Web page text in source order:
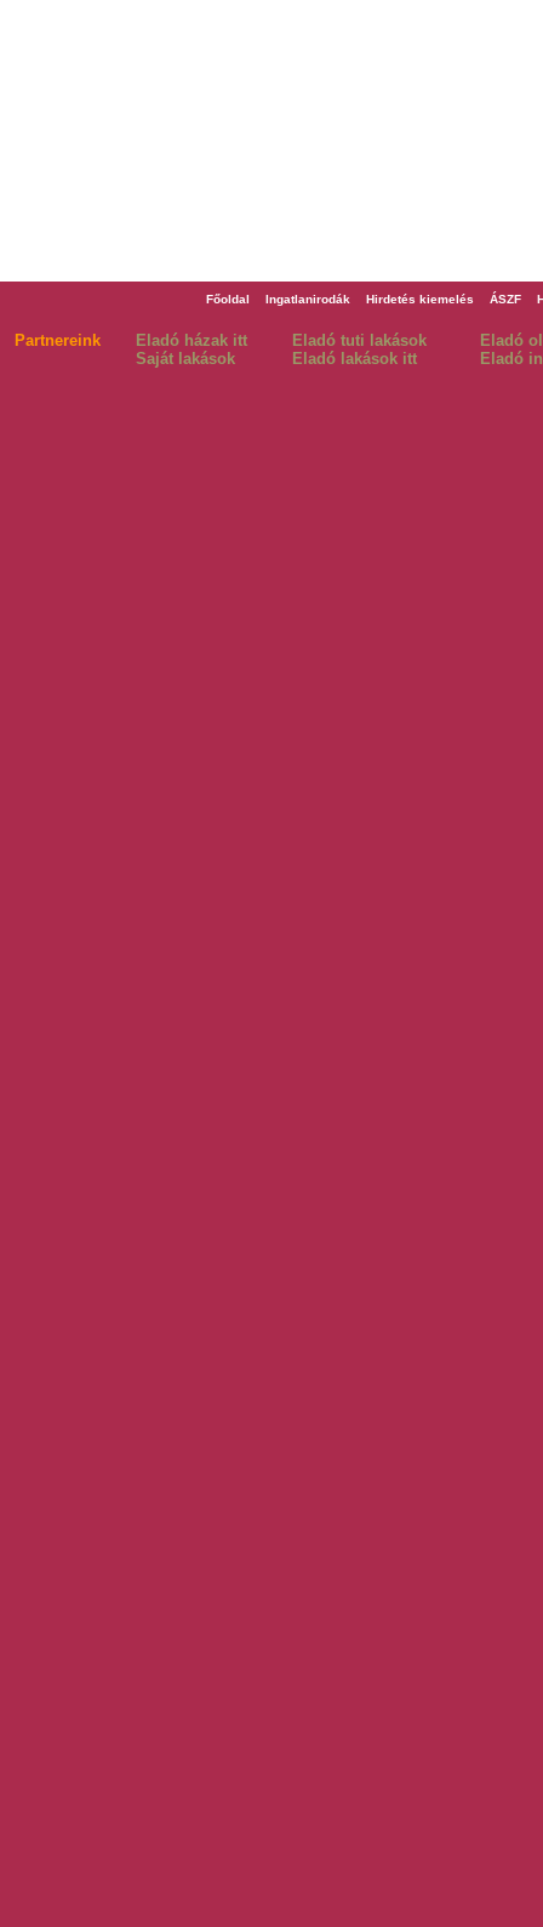
Főoldal Ingatlanirodák Hirdetés kiemelés ÁSZF
Partnereink Eladó házak itt Eladó tuti lakások
Eladó
Saját lakások
Eladó lakások itt Eladó